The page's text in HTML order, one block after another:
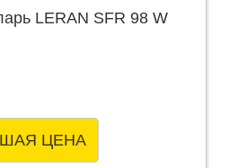
LERAN SFR 98 W
ЦЕНА